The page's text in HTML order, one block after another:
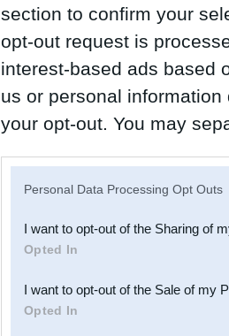
section to confirm your
opt-out request is
interest-based ads based
us or personal
your opt-out. You may
Downstream Participants
third parties.
Personal Data Processing Opt Outs
I want to opt-out of the Sharing of
Opted In
I want to opt-out of the Sale of my
Opted In